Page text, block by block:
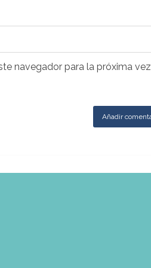
navegador para la próxima vez